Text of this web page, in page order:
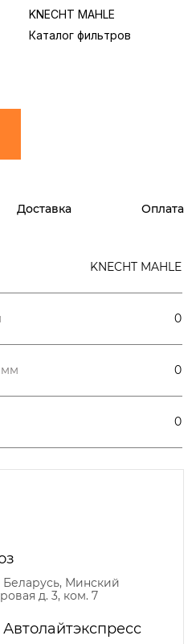
KNECHT MAHLE
Каталог фильтров
Доставка Оплата
KNECHT MAHLE
0
мм 0
0
Беларусь, Минский
д. 3, ком. 7